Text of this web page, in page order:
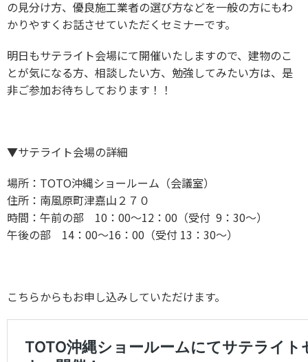
の見分け方、優良施工業者の選び方などを一般の方にもわ
かりやすくお話させていただくセミナーです。
明日もサテライト会場にて開催いたしますので、建物のこ
とが気になる方、相談したい方、勉強してみたい方は、是
非ご参加お待ちしております！！
▼サテライト会場の詳細
場所：TOTO沖縄ショールーム（会議室）
住所：南風原町津嘉山２７０
時間：午前の部 10：00～12：00（受付 9：30～）
午後の部 14：00～16：00（受付 13：30～）
こちらからもお申し込みしていただけます。